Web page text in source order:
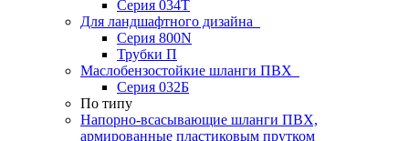
Серия 034T
Для ландшафтного дизайна
Серия 800N
Трубки П
Маслобензостойкие шланги ПВХ
Серия 032Б
По типу
Напорно-всасывающие шланги ПВХ,
армированные пластиковым прутком